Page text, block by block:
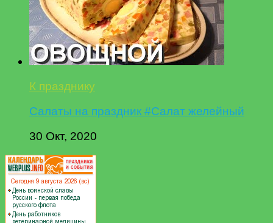
К празднику
Салаты на праздник #Салат желейный
30 Окт, 2020